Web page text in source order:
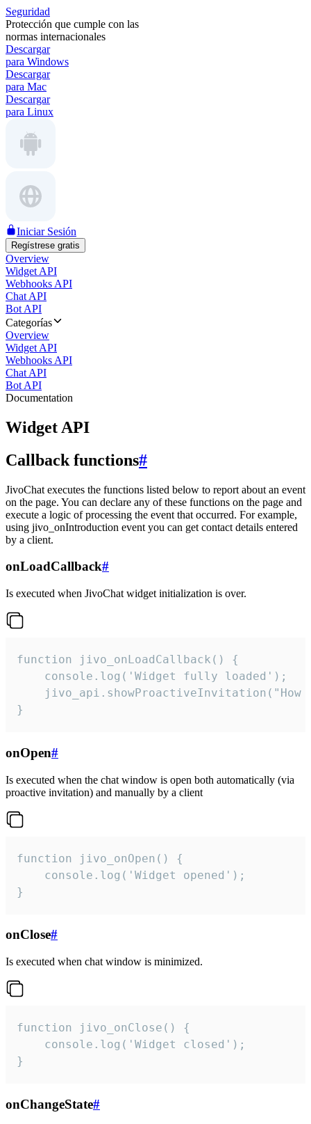
Seguridad
Protección que cumple con las
normas internacionales
Descargar
para Windows
Descargar
para Mac
Descargar
para Linux
Iniciar Sesión
Regístrese gratis
Overview
Widget API
Webhooks API
Chat API
Bot API
Categorías
Overview
Widget API
Webhooks API
Chat API
Bot API
Documentation
Widget API
Callback functions#
JivoChat executes the functions listed below to report about an event
on the page. You can declare any of these functions on the page and
execute a logic of processing the event that occurred. For example,
using jivo_onIntroduction event you can get contact details entered
by a client.
onLoadCallback#
Is executed when JivoChat widget initialization is over.
function jivo_onLoadCallback() {
    console.log('Widget fully loaded');
jivo_api.showProactiveInvitation("How
}
onOpen#
Is executed when the chat window is open both automatically (via
proactive invitation) and manually by a client
function jivo_onOpen() {
    console.log('Widget opened');
}
onClose#
Is executed when chat window is minimized.
function jivo_onClose() {
    console.log('Widget closed');
}
onChangeState#